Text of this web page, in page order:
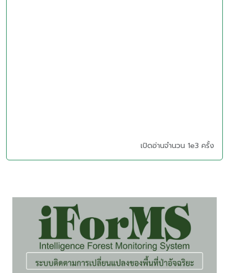
เปิดอ่านจำนวน 1e3 ครั้ง